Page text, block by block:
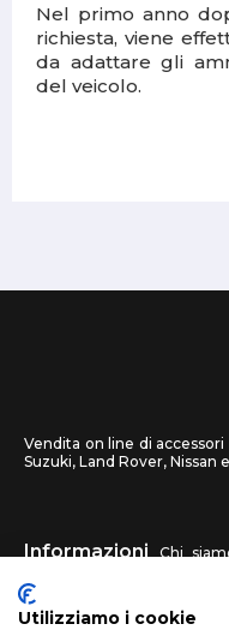
Nel primo anno
richiesta, viene
da adattare gli
del veicolo.
Vendita on line di
Suzuki, Land Rover, Nissan
Informazioni Chi
recessi
Utilizziamo i cookie